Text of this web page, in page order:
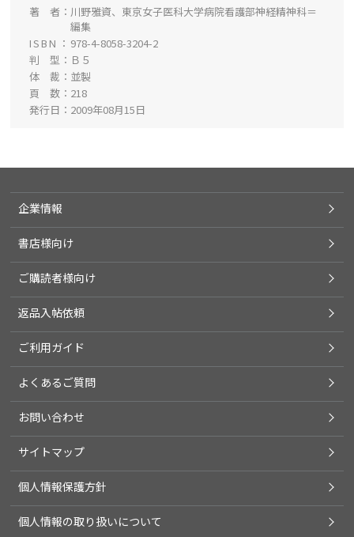
著 者
川野雅資、東京女子医科大学病院看護部神経精神科＝
編集
ISBN
978-4-8058-3204-2
判 型
Ｂ５
体 裁
並製
頁 数
218
発行日
2009年08月15日
企業情報
書店様向け
ご購読者様向け
返品入帖依頼
ご利用ガイド
よくあるご質問
お問い合わせ
サイトマップ
個人情報保護方針
個人情報の取り扱いについて